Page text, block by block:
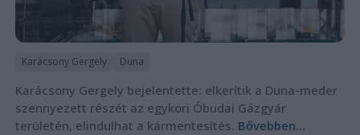
Karácsony Gergely Duna
Karácsony Gergely bejelentette: elkerítik a Duna-meder
szennyezett részét az egykori Óbudai Gázgyár
területén, elindulhat a kármentesítés. Bővebben...